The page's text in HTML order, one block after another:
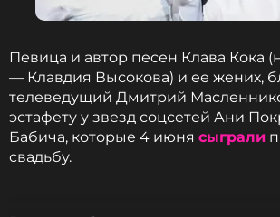
Певица и автор песен Клава Кока
— Клавдия Высокова) и ее жених,
телеведущий Дмитрий
эстафету у звезд соцсетей Ани
Бабича, которые 4 июня сыграли
свадьбу.